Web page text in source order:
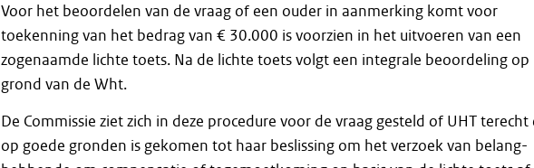
Voor het beoordelen van de vraag of een ouder in aanmerking komt voor
toekenning van het bedrag van € 30.000 is voorzien in het uitvoeren van een
zogenaamde lichte toets. Na de lichte toets volgt een integrale beoordeling op
grond van de Wht.
De Commissie ziet zich in deze procedure voor de vraag gesteld of UHT terecht
op goede gronden is gekomen tot haar beslissing om het verzoek van belang-